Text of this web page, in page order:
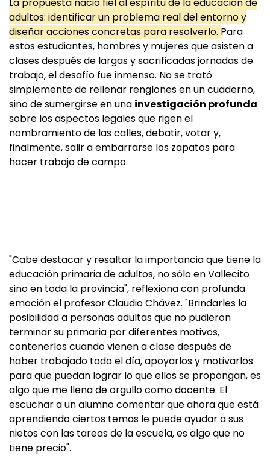
adultos: identificar un problema real del entorno y
diseñar acciones concretas para resolverlo. Para
estos estudiantes, hombres y mujeres que asisten a
clases después de largas y sacrificadas jornadas de
trabajo, el desafío fue inmenso. No se trató
simplemente de rellenar renglones en un cuaderno,
sino de sumergirse en una investigación profunda
sobre los aspectos legales que rigen el
nombramiento de las calles, debatir, votar y,
finalmente, salir a embarrarse los zapatos para
hacer trabajo de campo.
"Cabe destacar y resaltar la importancia que tiene la
educación primaria de adultos, no sólo en Vallecito
sino en toda la provincia", reflexiona con profunda
emoción el profesor Claudio Chávez. "Brindarles la
posibilidad a personas adultas que no pudieron
terminar su primaria por diferentes motivos,
contenerlos cuando vienen a clase después de
haber trabajado todo el día, apoyarlos y motivarlos
para que puedan lograr lo que ellos se propongan, es
algo que me llena de orgullo como docente. El
escuchar a un alumno comentar que ahora que está
aprendiendo ciertos temas le puede ayudar a sus
nietos con las tareas de la escuela, es algo que no
tiene precio".